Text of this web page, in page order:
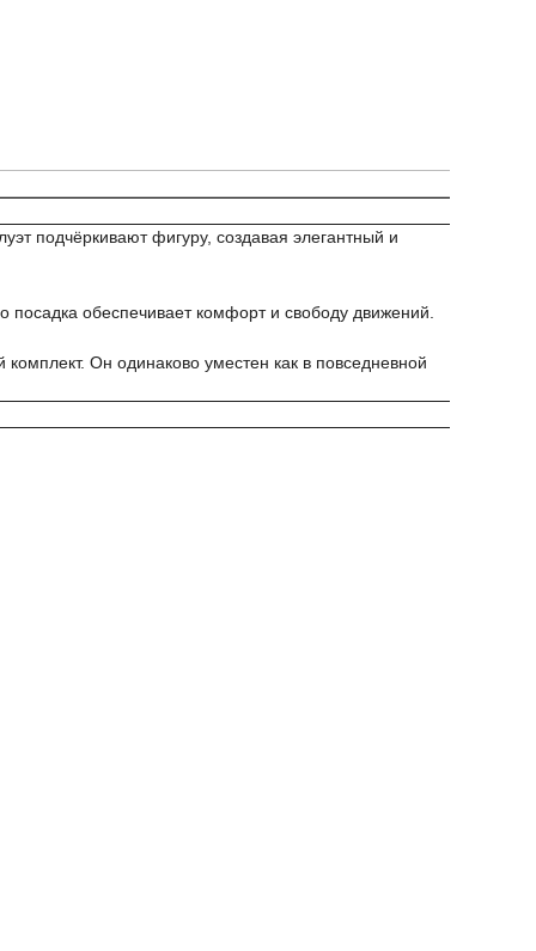
подчёркивают фигуру, создавая элегантный и
обеспечивает комфорт и свободу движений.
Он одинаково уместен как в повседневной